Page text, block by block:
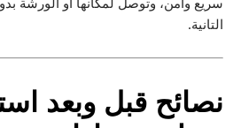
التانية.
نصائح قبل وبعد